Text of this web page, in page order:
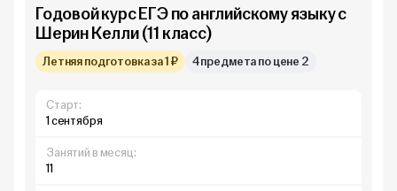
Годовой курс ЕГЭ по английскому языку с
Шерин Келли (11 класс)
Летняя подготовка за 1 ₽ 4 предмета по цене 2
Старт:
1 сентября
Занятий в месяц:
11